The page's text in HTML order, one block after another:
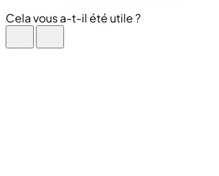
Cela vous a-t-il été utile ?